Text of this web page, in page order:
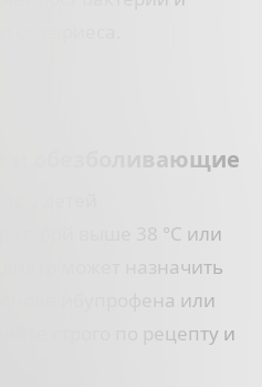
кариеса.
обезболивающие
у детей
выше 38 °C или
может назначить
ибупрофена или
строго по рецепту и